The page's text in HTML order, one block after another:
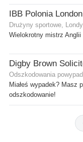
IBB Polonia London
Drużyny sportowe,
Wielokrotny mistrz
Odszkodowania
Miałeś wypadek? Masz
odszkodowanie!